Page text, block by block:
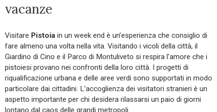
vacanze
Visitare Pistoia in un week end è un’esperienza che consiglio di
fare almeno una volta nella vita. Visitando i vicoli della città, il
Giardino di Cino e il Parco di Montuliveto si respira l’amore che i
pistoiesi provano nei confronti della loro città. I progetti di
riqualificazione urbana e delle aree verdi sono supportati in modo
particolare dai cittadini. L’accoglienza dei visitatori stranieri è un
aspetto importante per chi desidera rilassarsi un paio di giorni
lontano dal caos delle grandi metropoli.